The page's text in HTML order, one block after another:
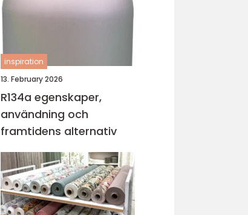
inspiration
13. February 2026
R134a egenskaper,
användning och
framtidens alternativ